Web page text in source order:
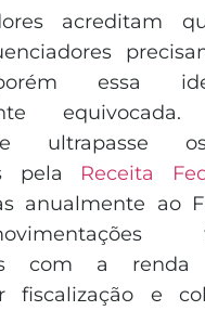
acreditam
essa
equivocada.
ultrapasse
pela Receita
anualmente ao
com a renda
fiscalização e